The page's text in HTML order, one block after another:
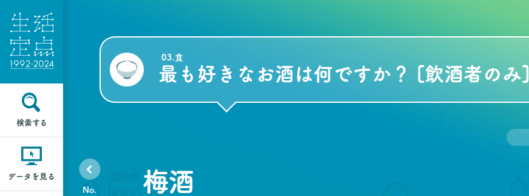
検索する
データを見る
03.食
最も好きなお酒は何ですか？ [飲酒者のみ]
梅酒
No.